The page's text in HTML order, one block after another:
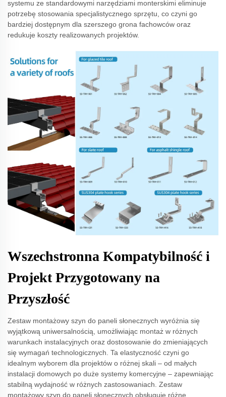
systemu ze standardowymi narzędziami monterskimi eliminuje
potrzebę stosowania specjalistycznego sprzętu, co czyni go
bardziej dostępnym dla szerszego grona fachowców oraz
redukuje koszty realizowanych projektów.
Wszechstronna Kompatybilność i
Projekt Przygotowany na
Przyszłość
Zestaw montażowy szyn do paneli słonecznych wyróżnia się
wyjątkową uniwersalnością, umożliwiając montaż w różnych
warunkach instalacyjnych oraz dostosowanie do zmieniających
się wymagań technologicznych. Ta elastyczność czyni go
idealnym wyborem dla projektów o różnej skali – od małych
instalacji domowych po duże systemy komercyjne – zapewniając
stabilną wydajność w różnych zastosowaniach. Zestaw
montażowy szyn do paneli słonecznych obsługuje różne